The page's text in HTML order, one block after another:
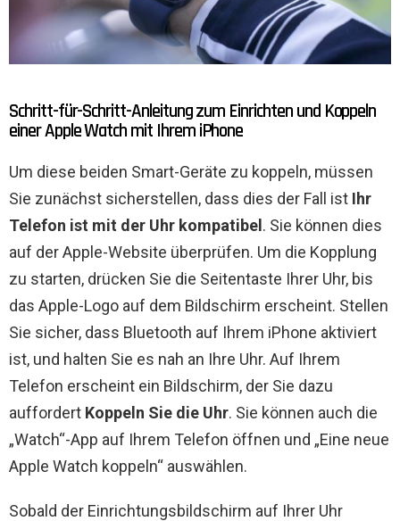
Schritt-für-Schritt-Anleitung zum Einrichten und Koppeln
einer Apple Watch mit Ihrem iPhone
Um diese beiden Smart-Geräte zu koppeln, müssen
Sie zunächst sicherstellen, dass dies der Fall ist Ihr
Telefon ist mit der Uhr kompatibel. Sie können dies
auf der Apple-Website überprüfen. Um die Kopplung
zu starten, drücken Sie die Seitentaste Ihrer Uhr, bis
das Apple-Logo auf dem Bildschirm erscheint. Stellen
Sie sicher, dass Bluetooth auf Ihrem iPhone aktiviert
ist, und halten Sie es nah an Ihre Uhr. Auf Ihrem
Telefon erscheint ein Bildschirm, der Sie dazu
auffordert Koppeln Sie die Uhr. Sie können auch die
„Watch“-App auf Ihrem Telefon öffnen und „Eine neue
Apple Watch koppeln“ auswählen.
Sobald der Einrichtungsbildschirm auf Ihrer Uhr